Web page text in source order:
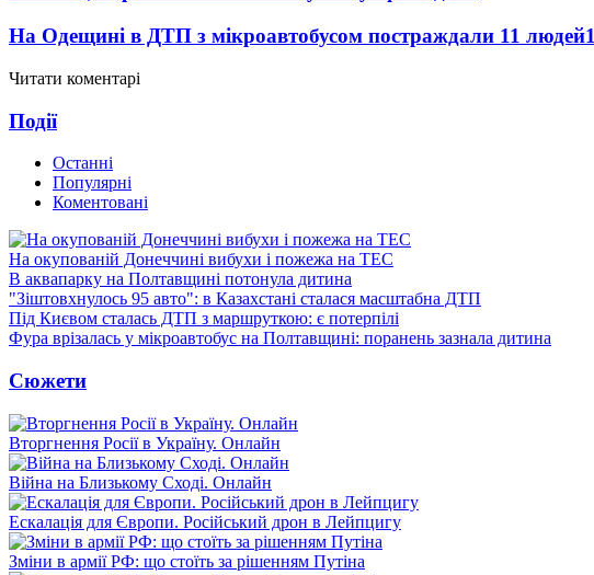
На Одещині в ДТП з мікроавтобусом постраждали 11 людей1
Читати коментарі
Події
Останні
Популярні
Коментовані
На окупованій Донеччині вибухи і пожежа на ТЕС
В аквапарку на Полтавщині потонула дитина
"Зіштовхнулось 95 авто": в Казахстані сталася масштабна ДТП
Під Києвом сталась ДТП з маршруткою: є потерпілі
Фура врізалась у мікроавтобус на Полтавщині: поранень зазнала дитина
Сюжети
Вторгнення Росії в Україну. Онлайн
Війна на Близькому Сході. Онлайн
Ескалація для Європи. Російський дрон в Лейпцигу
Зміни в армії РФ: що стоїть за рішенням Путіна